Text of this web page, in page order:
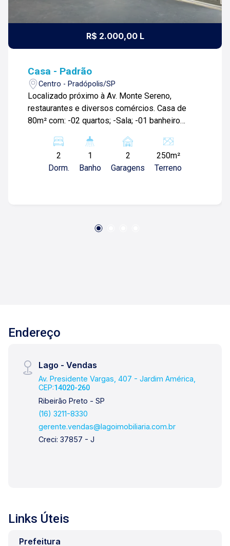
R$ 2.000,00 L
Casa - Padrão
Centro - Pradópolis/SP
Localizado próximo à Av. Monte Sereno,
restaurantes e diversos comércios. Casa de
80m² com: -02 quartos; -Sala; -01 banheiro
Varanda gourmet com churrasqueira; -02 vagas
de garagem; Para mais informações e
agendamento de visita, entre em contato. Lago
2
Dorm.
1
Banho
2
Garagens
250m²
Terreno
Endereço
Lago - Vendas
Av. Presidente Vargas, 407 - Jardim América,
CEP:14020-260
Ribeirão Preto - SP
(16) 3211-8330
gerente.vendas@lagoimobiliaria.com.br
Creci: 37857 - J
Links Úteis
Prefeitura